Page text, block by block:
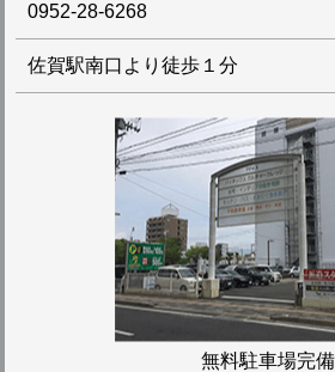
0952-28-6268
佐賀駅南口より徒歩１分
無料駐車場完備